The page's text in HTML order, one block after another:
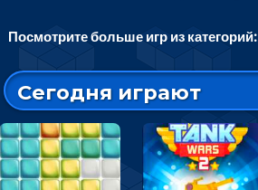
Посмотрите больше игр из категорий:
Сегодня играют